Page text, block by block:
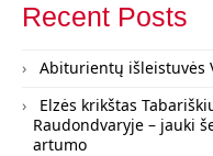
Recent Posts
Abiturientų išleistuvės
Elzės krikštas
Raudondvaryje – jauki
artumo